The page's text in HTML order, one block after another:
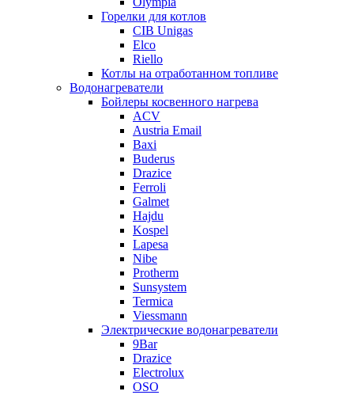
Горелки для котлов
CIB Unigas
Elco
Riello
Котлы на отработанном топливе
Водонагреватели
Бойлеры косвенного нагрева
ACV
Austria Email
Baxi
Buderus
Drazice
Ferroli
Galmet
Hajdu
Kospel
Lapesa
Nibe
Protherm
Sunsystem
Termica
Viessmann
Электрические водонагреватели
9Bar
Drazice
Electrolux
OSO